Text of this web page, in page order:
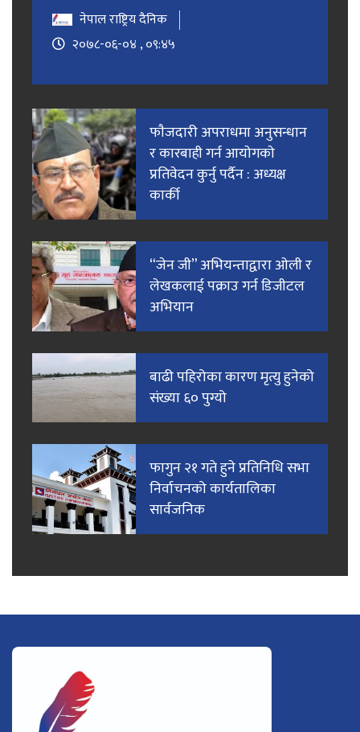
नेपाल राष्ट्रिय दैनिक
२०७८-०६-०४ , ०९:४५
फाैजदारी अपराधमा अनुसन्धान
र कारबाही गर्न आयाेगकाे
प्रतिवेदन कुर्नु पर्दैन : अध्यक्ष
कार्की
“जेन जी” अभियन्ताद्वारा ओली र
लेखकलाई पक्राउ गर्न डिजीटल
अभियान
बाढी पहिरोका कारण मृत्यु हुनेको
संख्या ६० पुग्यो
फागुन २१ गते हुने प्रतिनिधि सभा
निर्वाचनको कार्यतालिका
सार्वजनिक